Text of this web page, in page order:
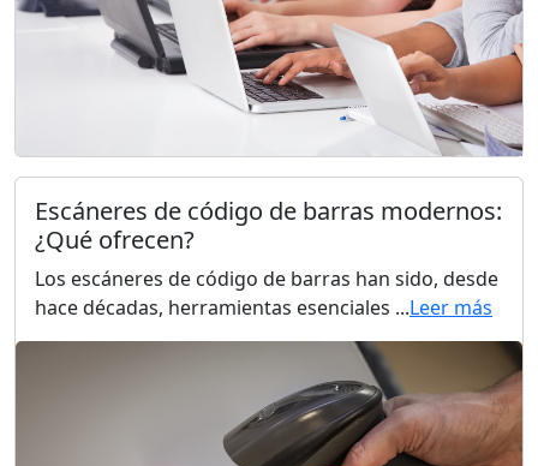
Escáneres de código de barras modernos:
¿Qué ofrecen?
Los escáneres de código de barras han sido, desde
hace décadas, herramientas esenciales ...Leer más